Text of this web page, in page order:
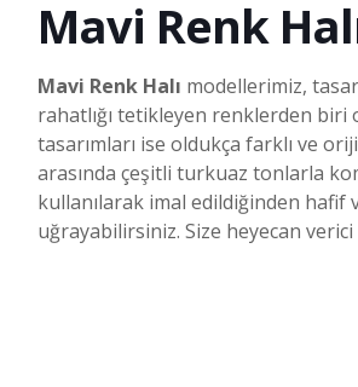
Mavi Renk
Mavi Renk Halı modellerimiz,
rahatlığı tetikleyen renklerden biri
tasarımları ise oldukça farklı ve
arasında çeşitli turkuaz tonlarla
kullanılarak imal edildiğinden hafif
uğrayabilirsiniz. Size heyecan